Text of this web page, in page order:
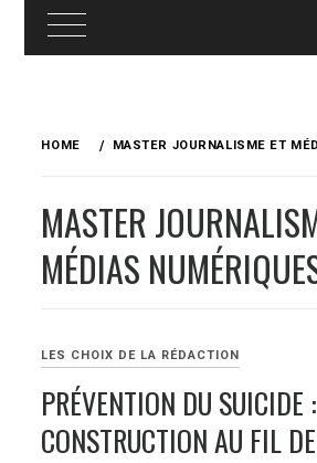
HOME MASTER JOURNALISME ET
MASTER
MÉDIAS
LES CHOIX DE LA RÉDACTION
PRÉVENTION DU SUICIDE
CONSTRUCTION AU FIL